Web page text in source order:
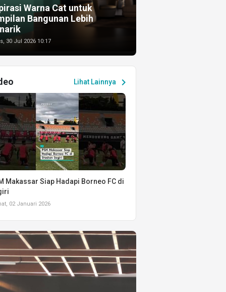
Warna Cat untuk
Bangunan Lebih
30 Jul 2026 10:17
Lihat Lainnya chevron_right
Makassar Siap Hadapi Borneo FC di
02 Januari 2026